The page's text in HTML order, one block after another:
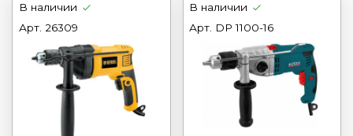
В наличии
Арт. 26309
В наличии
Арт. DP 1100-16